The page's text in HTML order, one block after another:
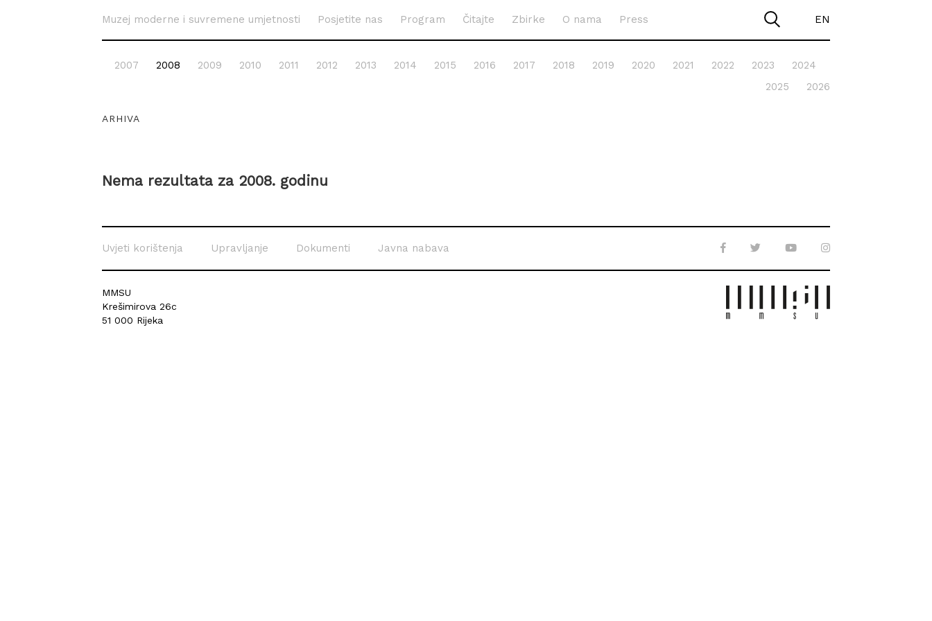
Muzej moderne i suvremene umjetnosti Posjetite nas Program Čitajte Zbirke O nama Press EN
2007 2008 2009 2010 2011 2012 2013 2014 2015 2016 2017 2018 2019 2020 2021 2022 2023
2024
2025
2026
ARHIVA
Nema rezultata za 2008. godinu
Uvjeti korištenja Upravljanje Dokumenti Javna nabava
MMSU
Krešimirova 26c
51 000 Rijeka